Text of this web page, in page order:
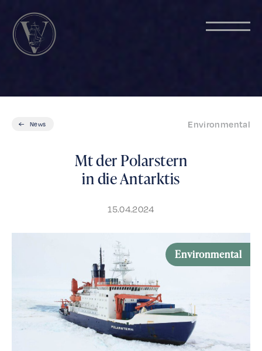
News Environmental
Mt der Polarstern
in die Antarktis
15.04.2024
Environmental